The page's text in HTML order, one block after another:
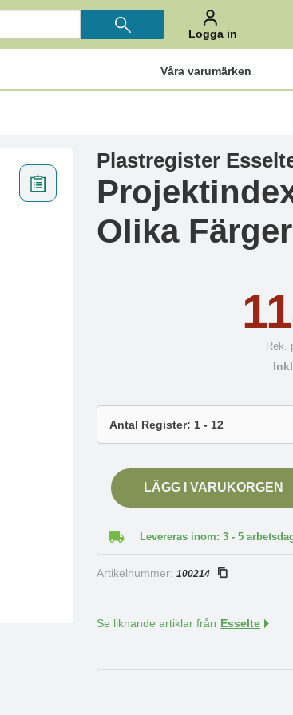
Logga in
Våra varumärken
Plastregister
Olika Färger
Rek.
LÄGG I VARUKORGEN
Levereras inom: 3 - 5
Artikelnummer:100214
Se liknande artiklar från Esselte